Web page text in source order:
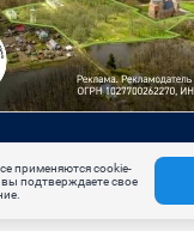
применяются cookie-
вы подтверждаете свое